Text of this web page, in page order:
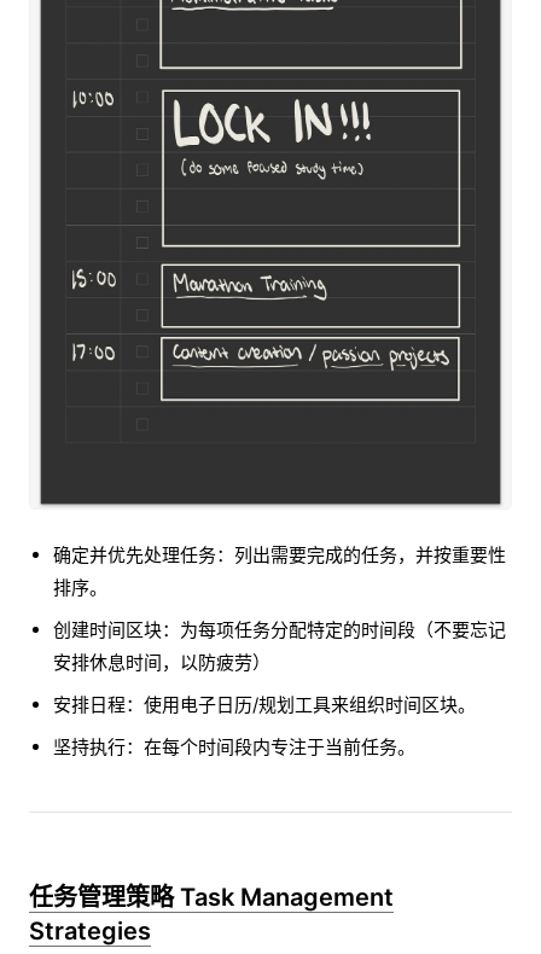
确定并优先处理任务：列出需要完成的任务，并按重要性
排序。
创建时间区块：为每项任务分配特定的时间段（不要忘记
安排休息时间，以防疲劳）
安排日程：使用电子日历/规划工具来组织时间区块。
坚持执行：在每个时间段内专注于当前任务。
任务管理策略 Task Management
Strategies